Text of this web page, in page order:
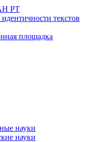
РТ
текстов
площадка
науки
науки